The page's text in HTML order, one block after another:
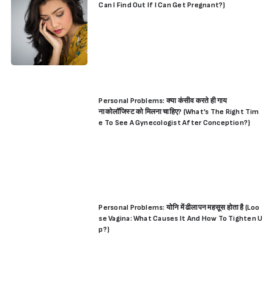
Can I Find Out If I Can Get Pregnant?)
Personal Problems: क्या कंसीव करते ही गाय
नाकोलॉजिस्ट को मिलना चाहिए? (What’s The Right Tim
e To See A Gynecologist After Conception?)
Personal Problems: योनि में ढीलापन महसूस होता है (Loo
se Vagina: What Causes It And How To Tighten U
p?)